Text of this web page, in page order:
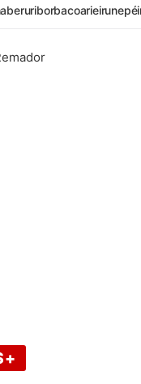
beruriborbacoarieirunepé